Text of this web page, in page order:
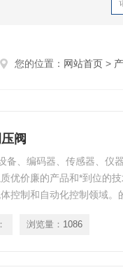
您的位置： 网站首页 >
阀
备、编码器、传感器、仪
优价廉的产品和*到位的
控制和自动化控制领域。
所以赢得了广大客户和工
浏览量： 1086